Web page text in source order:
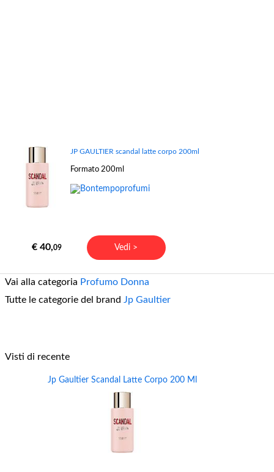
JP GAULTIER scandal latte corpo 200ml
Formato 200ml
€ 40,09 Vedi >
Vai alla categoria Profumo Donna
Tutte le categorie del brand Jp Gaultier
Visti di recente
Jp Gaultier Scandal Latte Corpo 200 Ml